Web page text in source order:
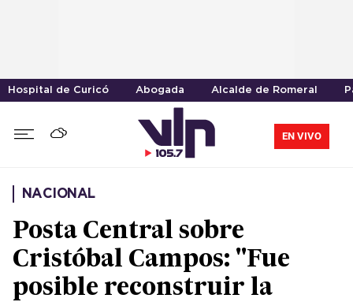
Hospital de Curicó Abogada Alcalde de Romeral
EN VIVO
NACIONAL
Posta Central sobre
Cristóbal Campos: "Fue
posible reconstruir la